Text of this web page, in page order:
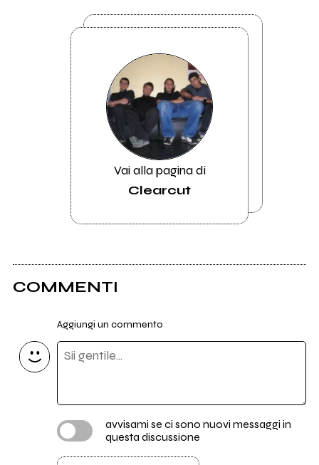
Vai alla pagina di
Clearcut
COMMENTI
Aggiungi un commento
avvisami se ci sono nuovi messaggi in
questa discussione